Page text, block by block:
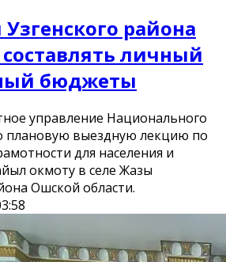
района
личный
бюджеты
управление Национального
плановую выездную лекцию по
для населения и
окмоту в селе Жазы
Ошской области.